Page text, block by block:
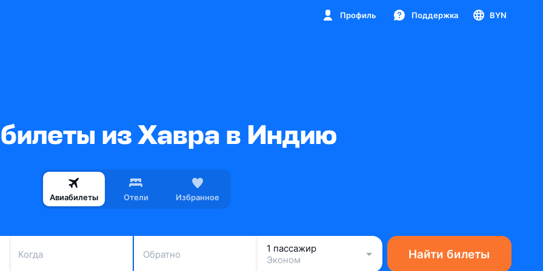
Профиль Поддержка BYN
из Хавра в Индию
Авиабилеты Отели Избранное
Когда Обратно
1 пассажир
Эконом
Найти билеты